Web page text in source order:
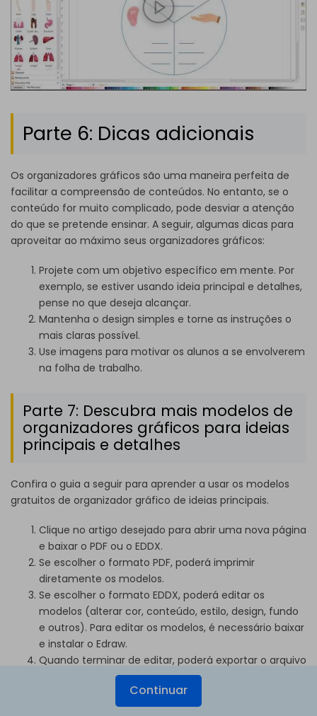
Parte 6: Dicas adicionais
Os organizadores gráficos são uma maneira perfeita de
facilitar a compreensão de conteúdos. No entanto, se o
conteúdo for muito complicado, pode desviar a atenção
do que se pretende ensinar. A seguir, algumas dicas para
aproveitar ao máximo seus organizadores gráficos:
Projete com um objetivo específico em mente. Por
exemplo, se estiver usando ideia principal e detalhes,
pense no que deseja alcançar.
Mantenha o design simples e torne as instruções o
mais claras possível.
Use imagens para motivar os alunos a se envolverem
na folha de trabalho.
Parte 7: Descubra mais modelos de
organizadores gráficos para ideias
principais e detalhes
Confira o guia a seguir para aprender a usar os modelos
gratuitos de organizador gráfico de ideias principais.
Clique no artigo desejado para abrir uma nova página
e baixar o PDF ou o EDDX.
Se escolher o formato PDF, poderá imprimir
diretamente os modelos.
Se escolher o formato EDDX, poderá editar os
modelos (alterar cor, conteúdo, estilo, design, fundo
e outros). Para editar os modelos, é necessário baixar
e instalar o Edraw.
Quando terminar de editar, poderá exportar o arquivo
para PPT, PDF, HTML, PNG, SVG e outros formatos sem
Continuar